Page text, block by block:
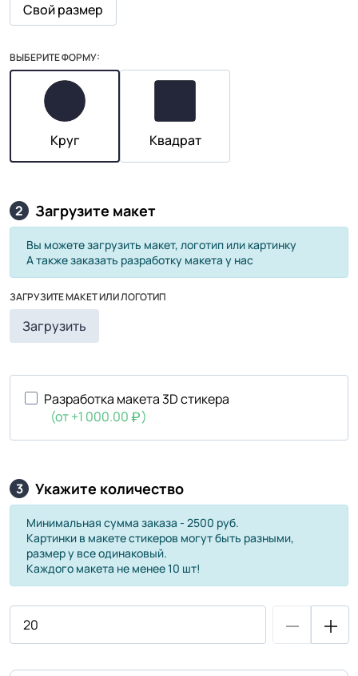
Свой размер
ВЫБЕРИТЕ ФОРМУ:
Круг Квадрат
2 Загрузите макет
Вы можете загрузить макет, логотип или картинку
А также заказать разработку макета у нас
ЗАГРУЗИТЕ МАКЕТ ИЛИ ЛОГОТИП
Загрузить
Разработка макета 3D стикера
(от +1 000.00
)
3 Укажите количество
Минимальная сумма заказа - 2500 руб.
Картинки в макете стикеров могут быть разными,
размер у все одинаковый.
Каждого макета не менее 10 шт!